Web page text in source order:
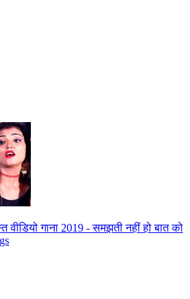
गाना 2019 - समझती नहीं हो बात को